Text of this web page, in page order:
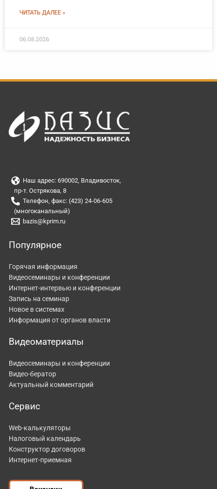
ЧИТАТЬ ДАЛЕЕ »
06.08.2026
Наш адрес: 690002, Владивосток,
пр-т. Острякова, 8
Телефон, факс: (423) 24-06-605
(многоканальный)
bazis@kprim.ru
Популярное
Горячая информация
Видеосеминары и конференции
Интернет-интервью и конференции
Запись на семинар
Новое в системах
Информация от органов власти
Видеоматериалы
Видеосеминары и конференции
Видео-бератор
Актуальный комментарий
Сервис
Web-калькуляторы
Налоговый календарь
Конструктор договоров
Интернет-приемная